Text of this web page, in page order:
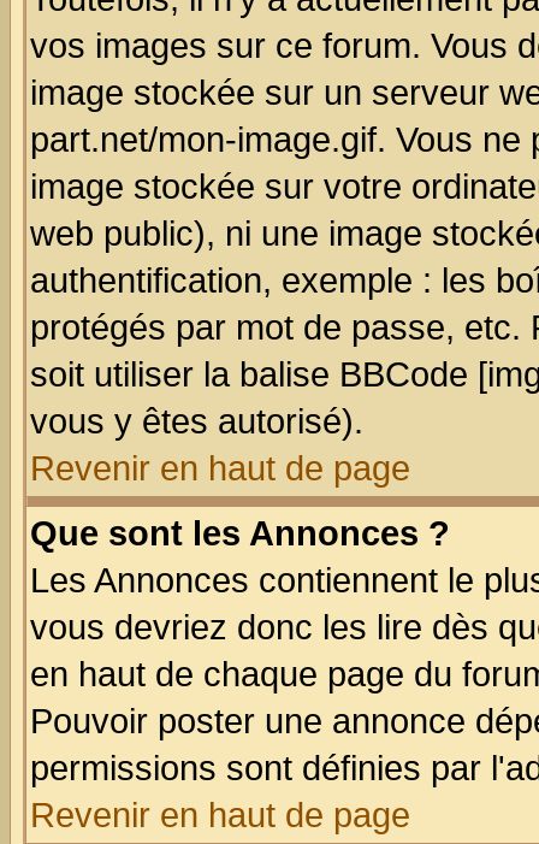
vos images sur ce forum. Vous
image stockée sur un serveur
part.net/mon-image.gif. Vous
image stockée sur votre
web public), ni une image
authentification, exemple : les
protégés par mot de passe,
soit utiliser la balise BBCode
vous y êtes autorisé).
Revenir en haut de page
Que sont les Annonces ?
Les Annonces contiennent le
vous devriez donc les lire dès
en haut de chaque page du
Pouvoir poster une annonce
permissions sont définies par
Revenir en haut de page